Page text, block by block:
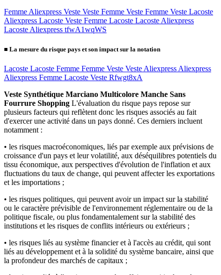
Femme Aliexpress Veste Veste Femme Veste Femme Veste Lacoste
Aliexpress Lacoste Veste Femme Lacoste Lacoste Aliexpress
Lacoste Aliexpress tfwA1wqWS
■ La mesure du risque pays et son impact sur la notation
Lacoste Lacoste Femme Femme Veste Veste Aliexpress Aliexpress
Aliexpress Femme Lacoste Veste Rfwgt8xA
Veste Synthétique Marciano Multicolore Manche Sans
Fourrure Shopping L'évaluation du risque pays repose sur
plusieurs facteurs qui reflètent donc les risques associés au fait
d'exercer une activité dans un pays donné. Ces derniers incluent
notamment :
• les risques macroéconomiques, liés par exemple aux prévisions de
croissance d'un pays et leur volatilité, aux déséquilibres potentiels du
tissu économique, aux perspectives d'évolution de l'inflation et aux
fluctuations du taux de change, qui peuvent affecter les exportations
et les importations ;
• les risques politiques, qui peuvent avoir un impact sur la stabilité
ou le caractère prévisible de l'environnement réglementaire ou de la
politique fiscale, ou plus fondamentalement sur la stabilité des
institutions et les risques de conflits intérieurs ou extérieurs ;
• les risques liés au système financier et à l'accès au crédit, qui sont
liés au développement et à la solidité du système bancaire, ainsi que
la profondeur des marchés de capitaux ;